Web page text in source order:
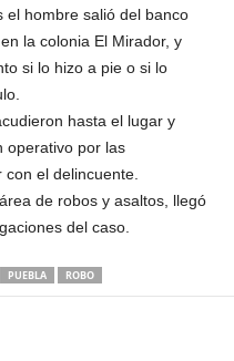
el hombre salió del banco
la colonia El Mirador, y
si lo hizo a pie o si lo
hasta el lugar y
operativo por las
el delincuente.
de robos y asaltos, llegó
del caso.
PUEBLA ROBO